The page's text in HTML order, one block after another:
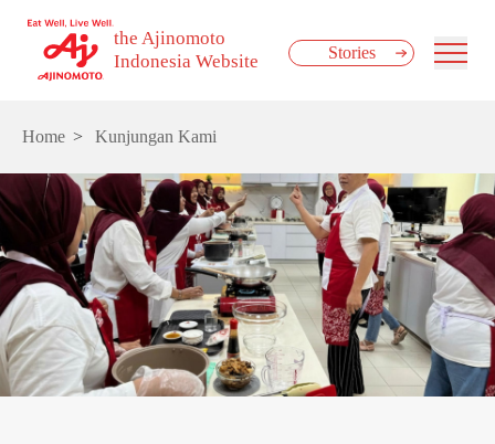
the Ajinomoto
Indonesia Website
Stories
Home Kunjungan Kami